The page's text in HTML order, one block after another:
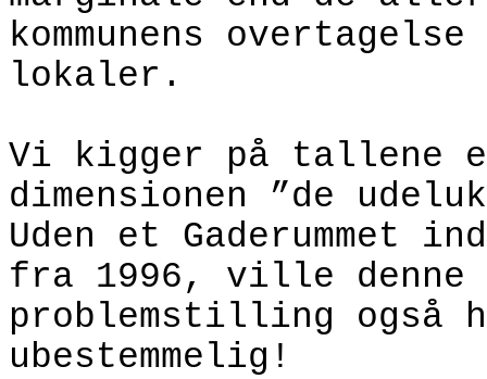
kommunens overtagelse
lokaler.
Vi kigger på tallene
dimensionen ”de
Uden et Gaderummet
fra 1996, ville denne
problemstilling også
ubestemmelig!